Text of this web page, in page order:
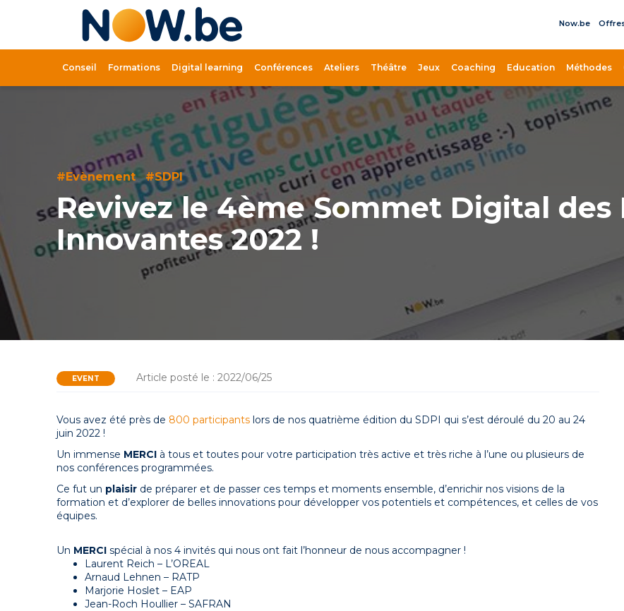
d'accueil
Now.be
Conseil Formations Digital learning Conférences Ateliers Théâtre Jeux Coaching Education Méthodes
#Evènement #SDPI
Revivez le 4ème Sommet Digital des
Innovantes 2022 !
EVENT Article posté le : 2022/06/25
Vous avez été près de 800 participants lors de nos quatrième édition du SDPI qui s’est déroulé du 20 au 24
juin 2022 !
Un immense MERCI à tous et toutes pour votre participation très active et très riche à l’une ou plusieurs de
nos conférences programmées.
Ce fut un plaisir de préparer et de passer ces temps et moments ensemble, d’enrichir nos visions de la
formation et d’explorer de belles innovations pour développer vos potentiels et compétences, et celles de vos
équipes.
Un MERCI spécial à nos 4 invités qui nous ont fait l’honneur de nous accompagner !
Laurent Reich – L’OREAL
Arnaud Lehnen – RATP
Marjorie Hoslet – EAP
Jean-Roch Houllier – SAFRAN